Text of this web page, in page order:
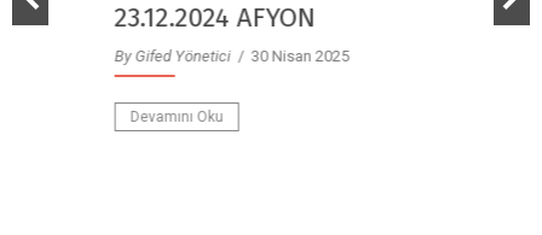
23.12.2024 AFYON
By Gifed Yönetici/ 30 Nisan 2025